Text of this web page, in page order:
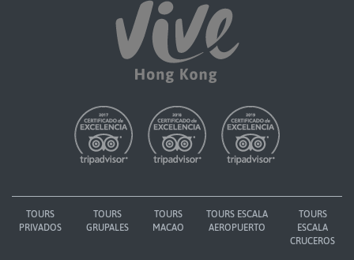
TOURS
PRIVADOS
TOURS
GRUPALES
TOURS
MACAO
TOURS ESCALA
AEROPUERTO
TOURS
ESCALA
CRUCEROS